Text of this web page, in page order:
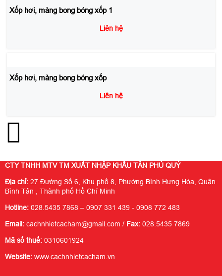
Xốp hơi, màng bong bóng xốp 1
Liên hệ
Xốp hơi, màng bong bóng xốp
Liên hệ
CTY TNHH MTV TM XUẤT NHẬP KHẨU TÂN PHÚ QUÝ
Địa chỉ: 27 Đường Số 6, Khu phố 8, Phường Bình Hưng Hòa, Quận
Bình Tân , Thành phố Hồ Chí Minh
Hotline: 028.5435 7868 – 0907 331 439 - 0908 772 483
Email: cachnhietcacham@gmail.com / Fax: 028.5435 7869
Mã số thuế: 0310601924
Website: www.cachnhietcacham.vn